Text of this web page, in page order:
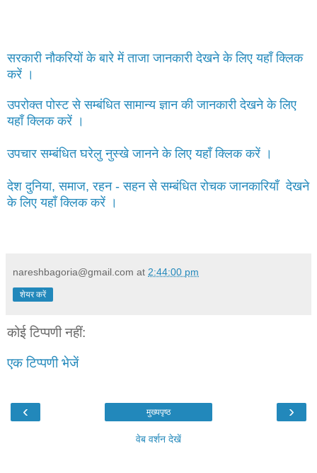
सरकारी नौकरियों के बारे में ताजा जानकारी देखने के लिए यहाँ क्लिक
करें ।
उपरोक्त पोस्ट से सम्बंधित सामान्य ज्ञान की जानकारी देखने के लिए
यहाँ क्लिक करें ।
उपचार सम्बंधित घरेलु नुस्खे जानने के लिए यहाँ क्लिक करें ।
देश दुनिया, समाज, रहन - सहन से सम्बंधित रोचक जानकारियाँ देखने
के लिए यहाँ क्लिक करें ।
nareshbagoria@gmail.com at 2:44:00 pm
शेयर करें
कोई टिप्पणी नहीं:
एक टिप्पणी भेजें
‹ ›
मुख्यपृष्ठ
वेब वर्शन देखें